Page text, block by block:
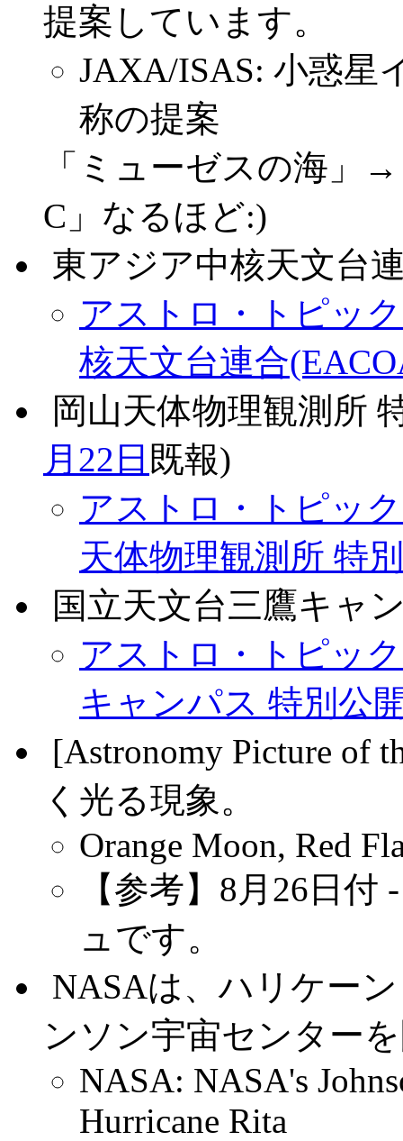
提案しています。
JAXA/ISAS: 小惑星
称の提案
「ミューゼスの海」
C」なるほど:)
東アジア中核天文台
アストロ・トピッ
核天文台連合
岡山天体物理観測所
月22日 既報)
アストロ・トピッ
天体物理観測所 特
国立天文台三鷹キャ
アストロ・トピッ
キャンパス 特別公
[Astronomy Picture of
く光る現象。
Orange Moon, Red
【参考】8月26日
ュです。
NASAは、ハリケー
ンソン宇宙センター
NASA: NASA's
Hurricane Rita